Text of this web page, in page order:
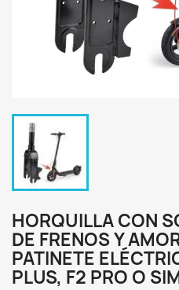
HORQUILLA CON
DE FRENOS Y
PATINETE
PLUS, F2 PRO O